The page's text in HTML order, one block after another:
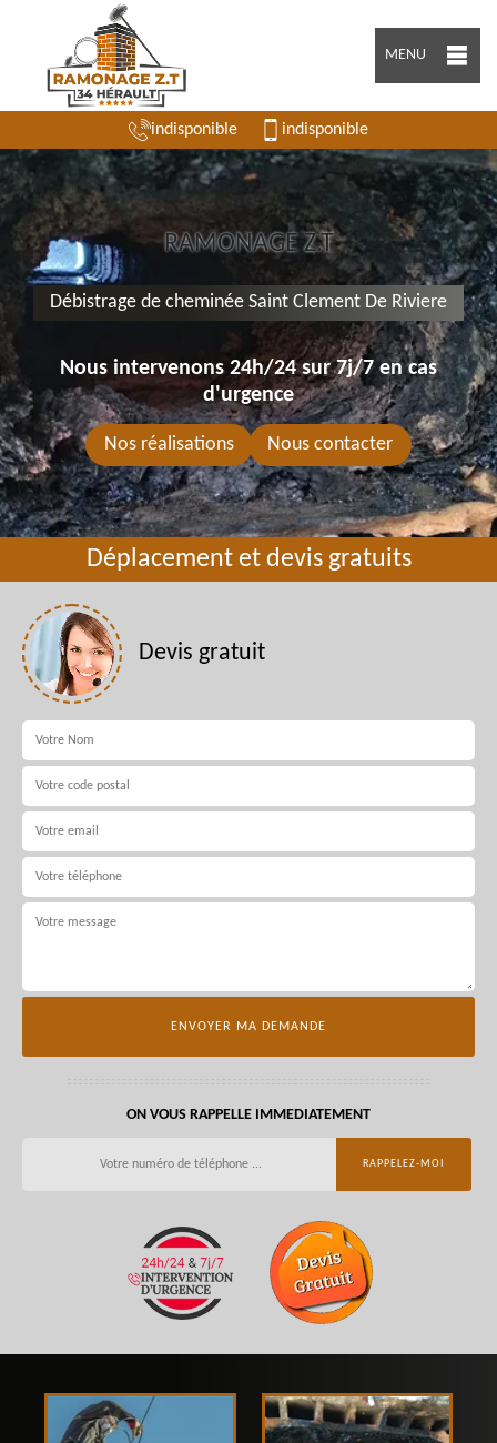
MENU
indisponible indisponible
RAMONAGE Z.T
Débistrage de cheminée Saint Clement De Riviere
Nous intervenons 24h/24 sur 7j/7 en cas
d'urgence
Nos réalisations Nous contacter
Déplacement et devis gratuits
Devis gratuit
ON VOUS RAPPELLE IMMEDIATEMENT